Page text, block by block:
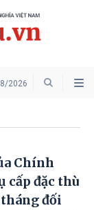
2026
Chính
cấp đặc thù
đối